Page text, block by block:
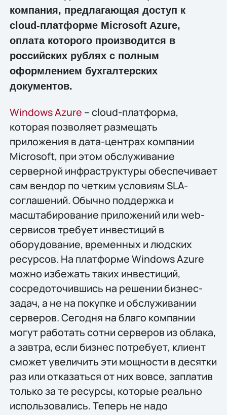
компания, предлагающая доступ к
cloud-платформе Microsoft Azure,
оплата которого производится в
российских рублях с полным
оформлением бухгалтерских
документов.
Windows Azure – cloud-платформа,
которая позволяет размещать
приложения в дата-центрах компании
Microsoft, при этом обслуживание
серверной инфраструктуры обеспечивает
сам вендор по четким условиям SLA-
соглашений. Обычно поддержка и
масштабирование приложений или web-
сервисов требует инвестиций в
оборудование, временных и людских
ресурсов. На платформе Windows Azure
можно избежать таких инвестиций,
сосредоточившись на решении бизнес-
задач, а не на покупке и обслуживании
серверов. Сегодня на благо компании
могут работать сотни серверов из облака,
а завтра, если бизнес потребует, клиент
сможет увеличить эти мощности в десятки
раз или отказаться от них вовсе, заплатив
только за те ресурсы, которые реально
использовались. Теперь не надо